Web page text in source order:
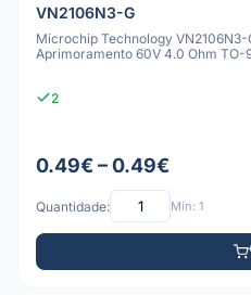
VN2106N3-G
Microchip Technology VN2106N3-
Aprimoramento 60V 4.0 Ohm TO-
2
0.49€ – 0.49€
Quantidade: Mín: 1